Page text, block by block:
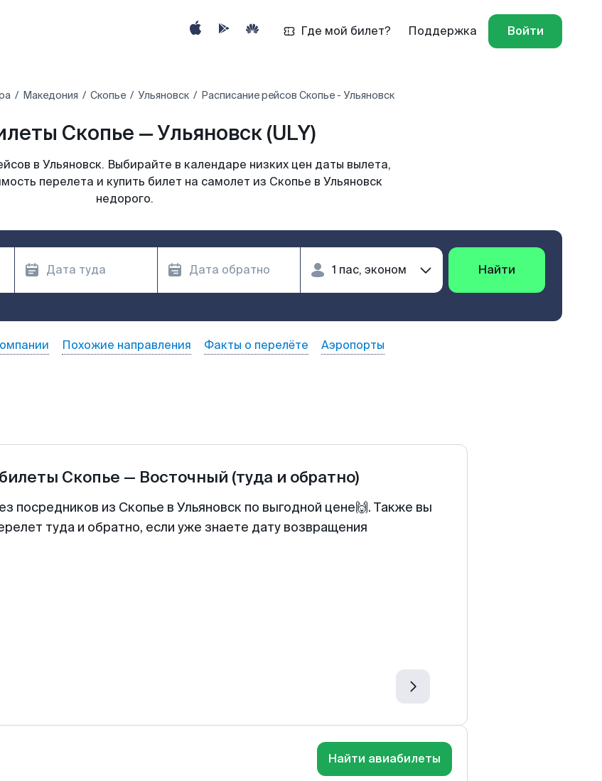
Где мой билет? Поддержка Войти
Македония Скопье Ульяновск Расписание рейсов Скопье - Ульяновск
Скопье — Ульяновск (ULY)
в Ульяновск. Выбирайте в календаре низких цен даты вылета,
перелета и купить билет на самолет из Скопье в Ульяновск
недорого.
Найти
Похожие направления Факты о перелёте Аэропорты
Скопье — Восточный (туда и обратно)
посредников из Скопье в Ульяновск по выгодной цене🙌. Также вы
туда и обратно, если уже знаете дату возвращения
Найти авиабилеты